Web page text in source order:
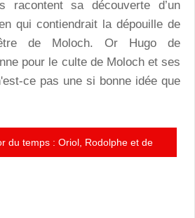
racontent sa découverte d’un
qui contiendrait la dépouille de
de Moloch. Or Hugo de
pour le culte de Moloch et ses
ce pas une si bonne idée que
du temps : Oriol, Rodolphe et de